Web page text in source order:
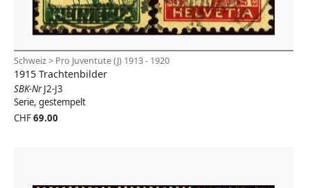
Schweiz > Pro Juventute (J) 1913 - 1920
1915 Trachtenbilder
SBK-NrJ2-J3
Serie, gestempelt
CHF69.00